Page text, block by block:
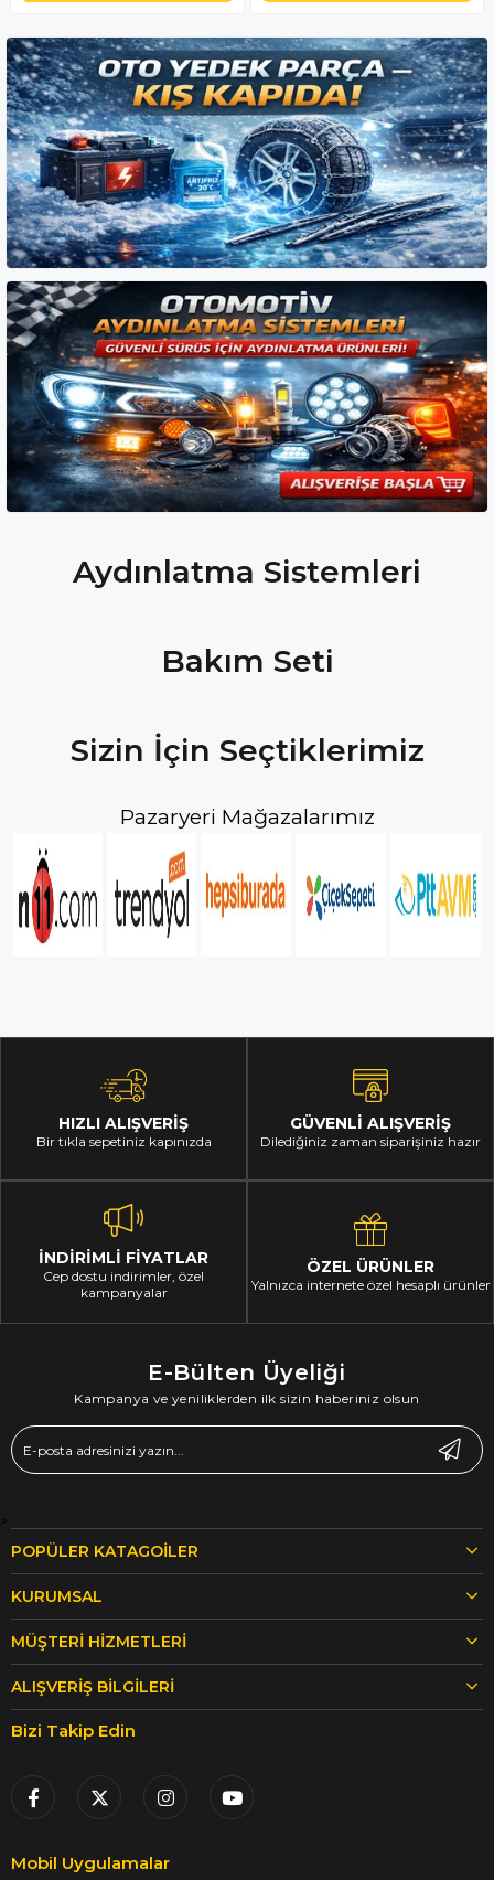
FREN BALATASI ARKA
MERCEDES W205 C SERİSİ
C180 C180Blue TEC C200
C200Blue TEC C220B
GDB2071
₺1.408,61
Sepete Ekle
FREN BALATASI ARKA
DISCOVERY III 05>09
DISCOVERY IV 2.7-3.0-5.0
10>16 RANGE ROVER
SPORT 05>13 3.0-5.
₺563,12
Sepete Ekle
Aydınlatma Sistemleri
Bakım Seti
Sizin İçin Seçtiklerimiz
Pazaryeri Mağazalarımız
HIZLI ALIŞVERİŞ
Bir tıkla sepetiniz kapınızda
GÜVENLİ ALIŞVERİŞ
Dilediğiniz zaman siparişiniz hazır
İNDİRİMLİ FİYATLAR
Cep dostu indirimler, özel
kampanyalar
ÖZEL ÜRÜNLER
Yalnızca internete özel hesaplı ürünler
E-Bülten Üyeliği
Kampanya ve yeniliklerden ilk sizin haberiniz olsun
POPÜLER KATAGOİLER
KURUMSAL
MÜŞTERİ HİZMETLERİ
ALIŞVERİŞ BİLGİLERİ
Bizi Takip Edin
Mobil Uygulamalar